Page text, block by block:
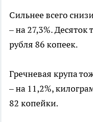
Сильнее всего
– на 27,3%. Десяток
рубля 86 копеек.
Гречневая крупа
– на 11,2%,
82 копейки.